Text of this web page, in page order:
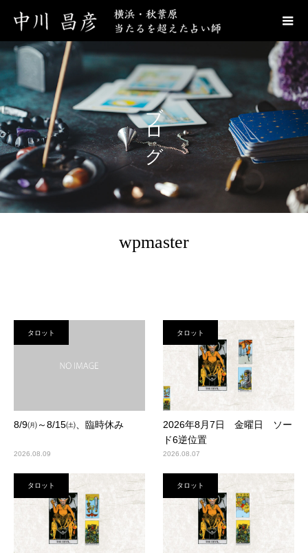
ブログ
wpmaster
タロット
8/9㈪～8/15㈯、臨時休み
2026.08.09
タロット
2026年8月7日 金曜日 ソー
ド6逆位置
2026.08.07
タロット タロット